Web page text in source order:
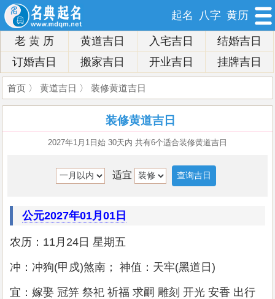
起名 八字 黄历
老 黄 历 黄道吉日 入宅吉日
结婚吉日
订婚吉日
搬家吉日 开业吉日 挂牌吉日
首页 〉 黄道吉日 〉 装修黄道吉日
装修黄道吉日
2027年1月1日始 30天内 共有6个适合装修黄道吉日
适宜
公元2027年01月01日
农历：11月24日 星期五
冲：冲狗(甲戍)煞南； 神值：天牢(黑道日)
宜：嫁娶 冠笄 祭祀 祈福 求嗣 雕刻 开光 安香 出行